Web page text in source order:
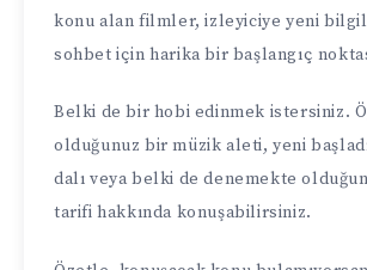
konu alan filmler, izleyiciye yeni
sohbet için harika bir başlangıç
Belki de bir hobi edinmek istersiniz.
olduğunuz bir müzik aleti, yeni
dalı veya belki de denemekte
tarifi hakkında konuşabilirsiniz.